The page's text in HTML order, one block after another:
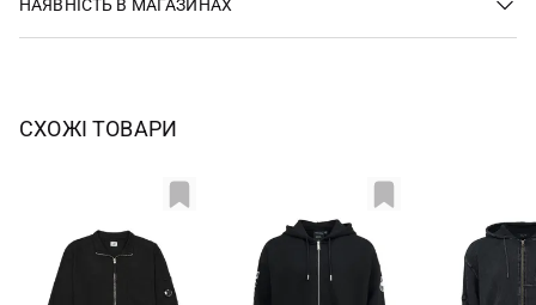
НАЯВНІСТЬ В МАГАЗИНАХ
СХОЖІ ТОВАРИ